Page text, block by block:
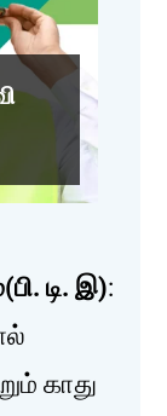
டி. இ):
காது